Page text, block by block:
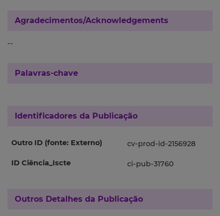
Agradecimentos/Acknowledgements
--
Palavras-chave
Identificadores da Publicação
Outro ID (fonte: Externo) cv-prod-id-2156928
ID Ciência_Iscte ci-pub-31760
Outros Detalhes da Publicação